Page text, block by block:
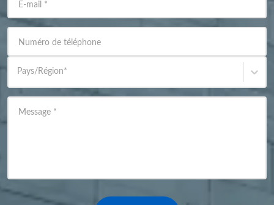
E-mail *
Numéro de téléphone
Pays/Région*
Message *